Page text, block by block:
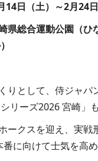
14日（土）～2月24日
県総合運動公園（
りとして、侍ジャパ
リーズ2026 宮崎」
ークスを迎え、実戦
に向けて士気を高め